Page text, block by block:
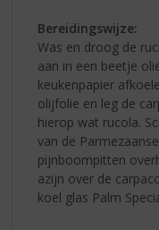
Bereidingswijze:
Was en droog de
aan in een beetje
keukenpapier
olijfolie en leg de
hierop wat rucola.
van de
pijnboompitten
azijn over de
koel glas Palm